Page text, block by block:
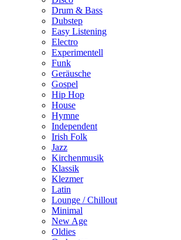
Drum & Bass
Dubstep
Easy Listening
Electro
Experimentell
Funk
Geräusche
Gospel
Hip Hop
House
Hymne
Independent
Irish Folk
Jazz
Kirchenmusik
Klassik
Klezmer
Latin
Lounge / Chillout
Minimal
New Age
Oldies